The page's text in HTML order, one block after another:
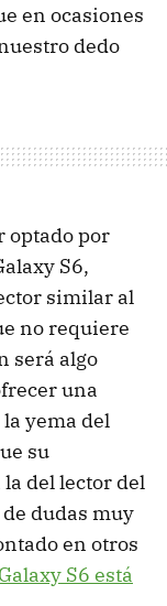
en ocasiones
dedo
optado por
S6,
similar al
no requiere
será algo
una
yema del
su
del lector del
dudas muy
en otros
S6 está